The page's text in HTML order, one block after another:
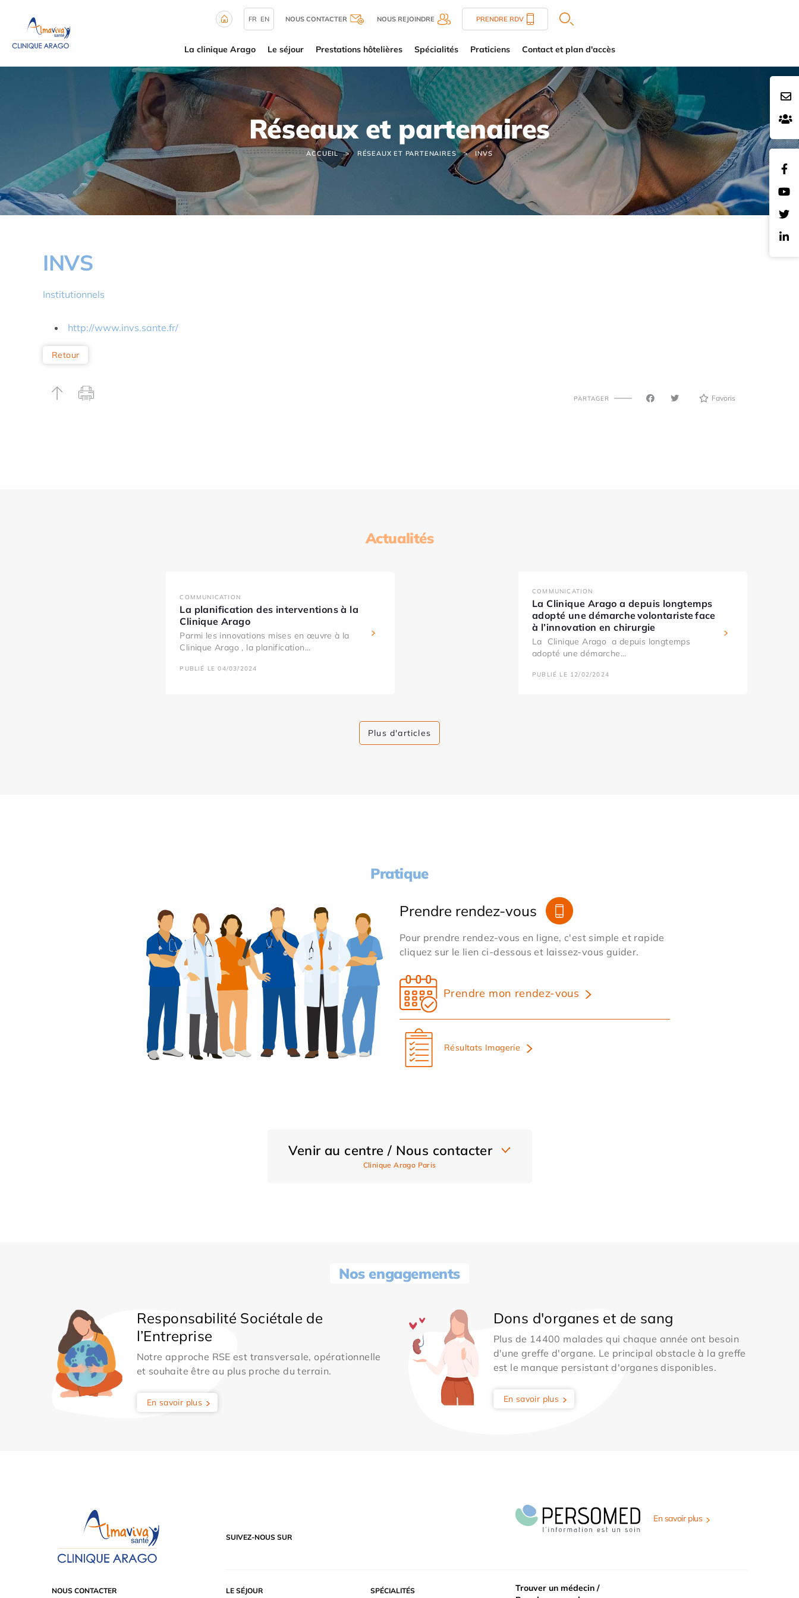
FR EN NOUS CONTACTER NOUS REJOINDRE PRENDRE RDV
La clinique Arago Le séjour Prestations hôtelières Spécialités Praticiens Contact et plan d'accès
Réseaux et partenaires
ACCUEIL RÉSEAUX ET PARTENAIRES INVS
INVS
Institutionnels
http://www.invs.sante.fr/
Retour
PARTAGER Favoris
Actualités
COMMUNICATION
La planification des interventions à la
Clinique Arago
Parmi les innovations mises en œuvre à la
Clinique Arago , la planification...
PUBLIÉ LE 04/03/2024
COMMUNICATION
La Clinique Arago a depuis longtemps
adopté une démarche volontariste face
à l’innovation en chirurgie
La Clinique Arago a depuis longtemps
adopté une démarche...
PUBLIÉ LE 12/02/2024
Plus d'articles
Pratique
Prendre rendez-vous
Pour prendre rendez-vous en ligne, c'est simple et rapide
cliquez sur le lien ci-dessous et laissez-vous guider.
Prendre mon rendez-vous
Résultats Imagerie
Venir au centre / Nous contacter
Clinique Arago Paris
Nos engagements
Responsabilité Sociétale de
l’Entreprise
Notre approche RSE est transversale, opérationnelle
et souhaite être au plus proche du terrain.
En savoir plus
Dons d'organes et de sang
Plus de 14400 malades qui chaque année ont besoin
d'une greffe d'organe. Le principal obstacle à la greffe
est le manque persistant d'organes disponibles.
En savoir plus
SUIVEZ-NOUS SUR
En savoir plus
NOUS CONTACTER LE SÉJOUR SPÉCIALITÉS
Trouver un médecin /